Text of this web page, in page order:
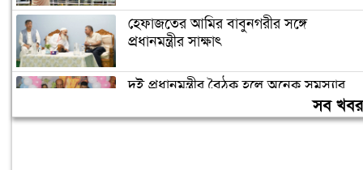
হেফাজতের আমির বাবুনগরীর সঙ্গে
প্রধানমন্ত্রীর সাক্ষাৎ
দুই প্রধানমন্ত্রীর বৈঠক হলে অনেক সমস্যার
সব